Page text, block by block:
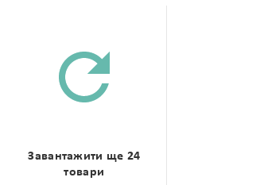
Завантажити ще 24
товари